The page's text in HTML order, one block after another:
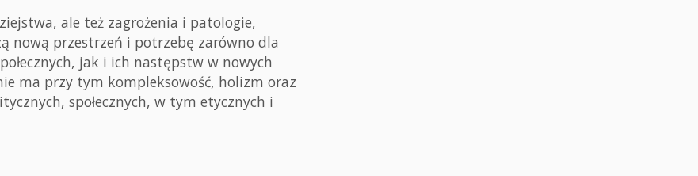
ale też zagrożenia i patologie,
nową przestrzeń i potrzebę zarówno dla
jak i ich następstw w nowych
ma przy tym kompleksowość, holizm oraz
społecznych, w tym etycznych i